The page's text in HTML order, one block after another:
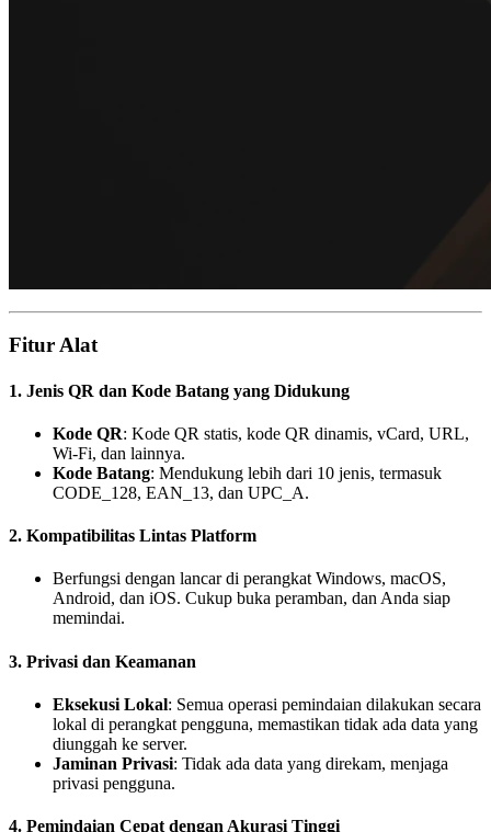
Fitur Alat
1. Jenis QR dan Kode Batang yang Didukung
Kode QR: Kode QR statis, kode QR dinamis, vCard, URL,
Wi-Fi, dan lainnya.
Kode Batang: Mendukung lebih dari 10 jenis, termasuk
CODE_128, EAN_13, dan UPC_A.
2. Kompatibilitas Lintas Platform
Berfungsi dengan lancar di perangkat Windows, macOS,
Android, dan iOS. Cukup buka peramban, dan Anda siap
memindai.
3. Privasi dan Keamanan
Eksekusi Lokal: Semua operasi pemindaian dilakukan secara
lokal di perangkat pengguna, memastikan tidak ada data yang
diunggah ke server.
Jaminan Privasi: Tidak ada data yang direkam, menjaga
privasi pengguna.
4. Pemindaian Cepat dengan Akurasi Tinggi